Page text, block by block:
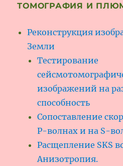
ТОМОГРАФИЯ И
Реконструкция
Земли
Тестирование
изображений на
способность
Сопоставление
P-волнах и на S-
Расщепление SKS
Анизотропия.